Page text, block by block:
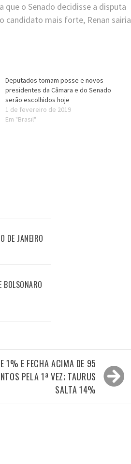
o Senado decidisse a disputa
candidato mais forte, Renan sairia
Deputados tomam posse e novos
presidentes da Câmara e do Senado
serão escolhidos hoje
1 de fevereiro de 2019
Em "Brasil"
DE JANEIRO
1% E FECHA ACIMA DE 95
PELA 1ª VEZ; TAURUS
SALTA 14%